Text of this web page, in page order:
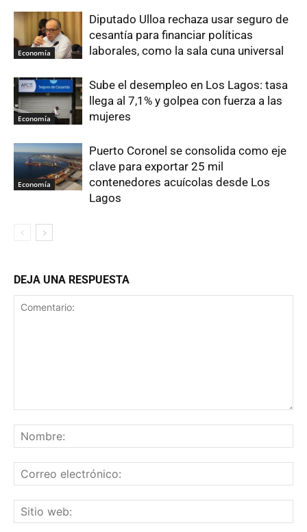
Economía
Diputado Ulloa rechaza usar seguro de
cesantía para financiar políticas
laborales, como la sala cuna universal
Economía
Sube el desempleo en Los Lagos: tasa
llega al 7,1% y golpea con fuerza a las
mujeres
Economía
Puerto Coronel se consolida como eje
clave para exportar 25 mil
contenedores acuícolas desde Los
Lagos
DEJA UNA RESPUESTA